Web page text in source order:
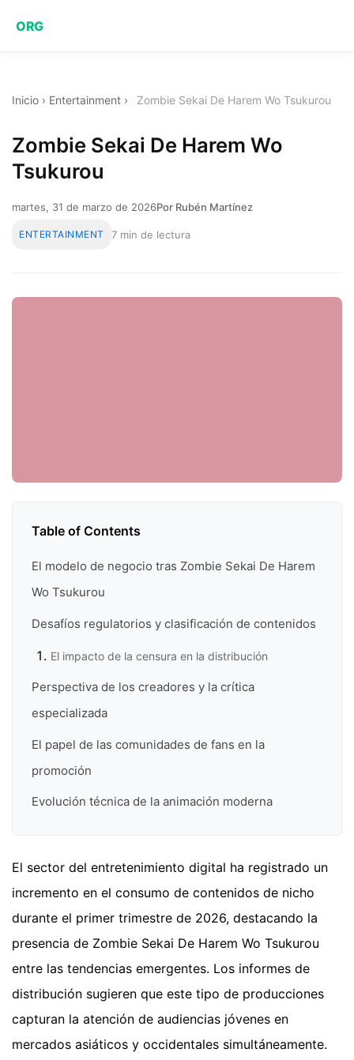
ORG
Inicio › Entertainment › Zombie Sekai De Harem Wo Tsukurou
Zombie Sekai De Harem Wo
Tsukurou
martes, 31 de marzo de 2026Por Rubén Martínez
ENTERTAINMENT 7 min de lectura
Table of Contents
El modelo de negocio tras Zombie Sekai De Harem
Wo Tsukurou
Desafíos regulatorios y clasificación de contenidos
El impacto de la censura en la distribución
Perspectiva de los creadores y la crítica
especializada
El papel de las comunidades de fans en la
promoción
Evolución técnica de la animación moderna
El sector del entretenimiento digital ha registrado un
incremento en el consumo de contenidos de nicho
durante el primer trimestre de 2026, destacando la
presencia de Zombie Sekai De Harem Wo Tsukurou
entre las tendencias emergentes. Los informes de
distribución sugieren que este tipo de producciones
capturan la atención de audiencias jóvenes en
mercados asiáticos y occidentales simultáneamente.